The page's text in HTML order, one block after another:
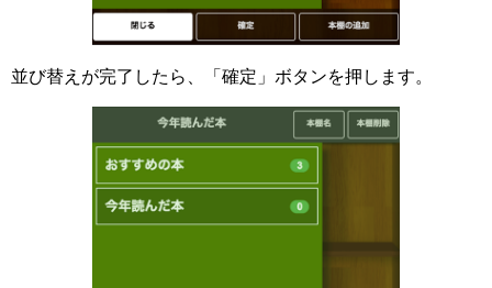
並び替えが完了したら、「確定」ボタンを押します。